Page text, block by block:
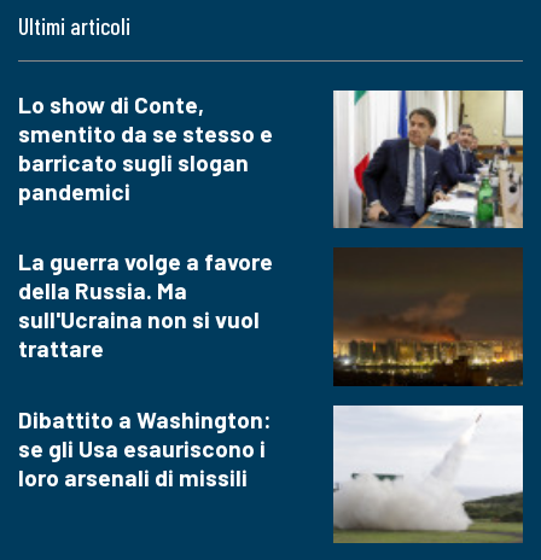
Ultimi articoli
Lo show di Conte,
smentito da se stesso e
barricato sugli slogan
pandemici
La guerra volge a favore
della Russia. Ma
sull'Ucraina non si vuol
trattare
Dibattito a Washington:
se gli Usa esauriscono i
loro arsenali di missili